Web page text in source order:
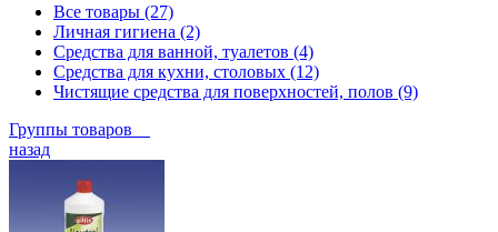
Все товары (27)
Личная гигиена (2)
Средства для ванной, туалетов (4)
Средства для кухни, столовых (12)
Чистящие средства для поверхностей, полов (9)
Группы товаров
назад